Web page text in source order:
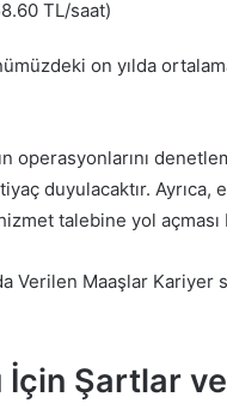
TL/saat)
on yılda
operasyonlarını
duyulacaktır.
talebine yol açması
Verilen Maaşlar
İçin Şartlar